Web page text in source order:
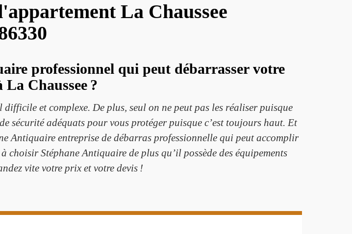
La Chaussee
professionnel qui peut débarrasser votre
La Chaussee ?
et complexe. De plus, seul on ne peut pas les réaliser puisque
sécurité adéquats pour vous protéger puisque c’est toujours haut. Et
Antiquaire entreprise de débarras professionnelle qui peut accomplir
Stéphane Antiquaire de plus qu’il possède des équipements
vite votre prix et votre devis !